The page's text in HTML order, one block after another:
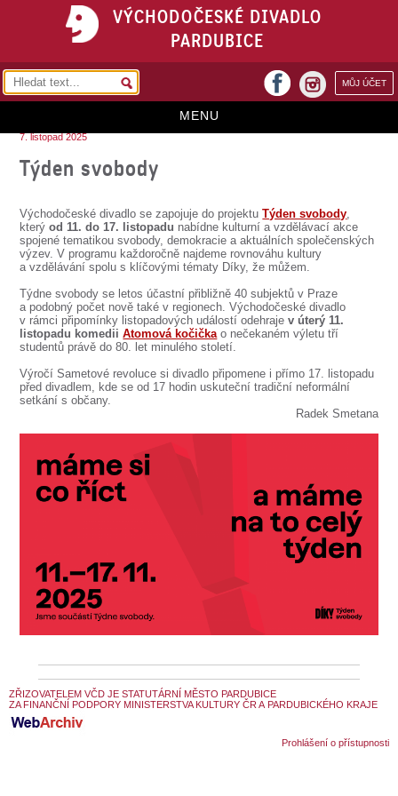
VÝCHODOČESKÉ DIVADLO
PARDUBICE
MŮJ ÚČET
facebook
MENU
REPERTOÁR
VSTUPENKY
PŘEDPLATNÉ
KONTAKTY
DÁLE NABÍZÍME
7. listopad 2025
Týden svobody
Východočeské divadlo se zapojuje do projektuTýden svobody,
kterýod 11. do 17. listopadu nabídne kulturní a vzdělávací akce
spojené tematikou svobody, demokracie a aktuálních společenských
výzev. V programu každoročně najdeme rovnováhu kultury
a vzdělávání spolu s klíčovými tématy Díky, že můžem.
Týdne svobody se letos účastní přibližně 40 subjektů v Praze
a podobný počet nově také v regionech. Východočeské divadlo
v rámci připomínky listopadových událostí odehrajev úterý 11.
listopadu komediiAtomová kočičkao nečekaném výletu tří
studentů právě do 80. let minulého století.
Výročí Sametové revoluce si divadlo připomene i přímo 17. listopadu
před divadlem, kde se od 17 hodin uskuteční tradiční neformální
setkání s občany.
Radek Smetana
ZŘIZOVATELEM VČD JE STATUTÁRNÍ MĚSTO PARDUBICE
ZA FINANČNÍ PODPORY MINISTERSTVA KULTURY ČR A PARDUBICKÉHO KRAJE
Prohlášení o přístupnosti